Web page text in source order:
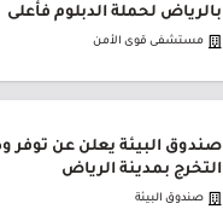
بالرياض لحملة الدبلوم فأعلى
مستشفى قوى الأمن
صندوق البيئة يعلن عن توفر
التخرج بمدينة الرياض
صندوق البيئة